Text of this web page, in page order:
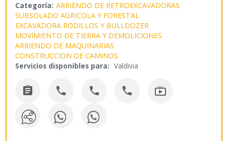
Categoría: ARRIENDO DE RETROEXCAVADORAS
SUBSOLADO AGRICOLA Y FORESTAL
EXCAVADORA RODILLOS Y BULLDOZER
MOVIMIENTO DE TIERRA Y DEMOLICIONES
ARRIENDO DE MAQUINARIAS
CONSTRUCCION DE CAMINOS
Servicios disponibles para: Valdivia
    